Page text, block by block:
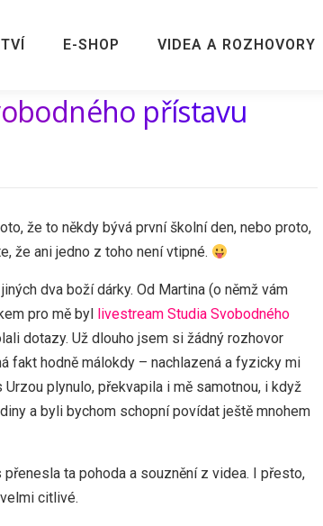
E-SHOP VIDEA A ROZHOVORY
přístavu
že to někdy bývá první školní den, nebo proto,
že ani jedno z toho není vtipné.
dva boží dárky. Od Martina (o němž vám
pro mě byl livestream Studia Svobodného
dotazy. Už dlouho jsem si žádný rozhovor
fakt hodně málokdy – nachlazená a fyzicky mi
plynulo, překvapila i mě samotnou, i když
a byli bychom schopní povídat ještě mnohem
ta pohoda a souznění z videa. I přesto,
citlivé.